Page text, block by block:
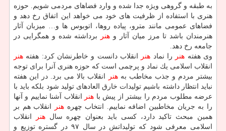
به طبقه و گروهی ویژه جدا شده و وارد فضاهای مردمی شویم. حوزه
هنری با استفاده از ظرفیت های خود می خواهد این اتفاق رخ دهد و
فضاهای عمومی مانند مترو، پیاده روها، اتوبوس ها و… میزبان آثار
هنرمندان باشد تا مرز میان آثار و هنر
برداشته شده و همگرایی در
جامعه رخ دهد.
وی هفته هنر را نماد هنر انقلاب دانست و خاطرنشان كرد: هفته هنر
انقلاب اسلامی یك نماد و پرچمی است كه حوزه هنری آنرا برای توجه
بیشتر مردم و جذب مخاطب بههنر
انقلاب بالا می برد. در این هفته
نباید انتظار داشته باشیم تولیدات خارق العادهای تولید شود بلكه باید با
عرضه مطلوب مردم را بیشتر از پیش با هنر
انقلاب آشنا نماییم و آنها
را به جریان مخاطبین اضافه نماییم. انتخاب چهرههنر
انقلاب هم بر
همین مبحث تاكید دارد، كسی باید بعنوان چهره سالهنر
انقلاب
اسلامی معرفی شود كه تولیداتش در سال ۹۷ در گستره توزیع و